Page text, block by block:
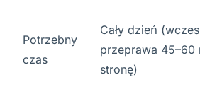
Potrzebny
czas
Cały dzień
przeprawa 45–60
stronę)